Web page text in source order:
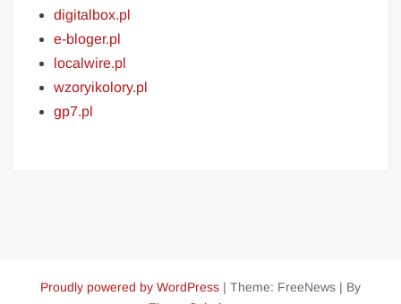
digitalbox.pl
e-bloger.pl
localwire.pl
wzoryikolory.pl
gp7.pl
Proudly powered by WordPress | Theme: FreeNews | By